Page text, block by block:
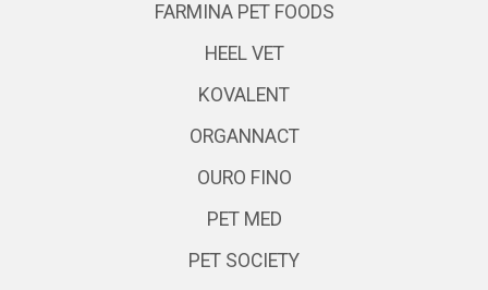
FARMINA PET FOODS
HEEL VET
KOVALENT
ORGANNACT
OURO FINO
PET MED
PET SOCIETY